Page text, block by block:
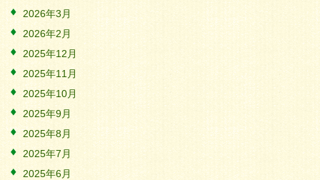
2026年3月
2026年2月
2025年12月
2025年11月
2025年10月
2025年9月
2025年8月
2025年7月
2025年6月